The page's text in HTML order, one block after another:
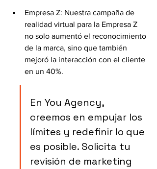
Empresa Z: Nuestra campaña de
realidad virtual para la Empresa Z
no solo aumentó el reconocimiento
de la marca, sino que también
mejoró la interacción con el cliente
en un 40%.
En You Agency,
creemos en empujar los
límites y redefinir lo que
es posible. Solicita tu
revisión de marketing